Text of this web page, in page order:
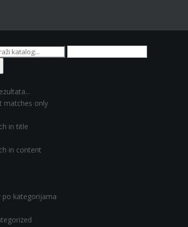
matches only
in title
in content
po kategorijama